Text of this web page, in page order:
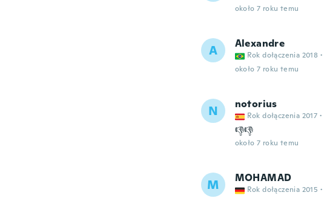
około 7 roku temu
A Alexandre
Rok dołączenia 2018 ·
około 7 roku temu
N notorius
Rok dołączenia 2017 ·
👎👎
około 7 roku temu
M MOHAMAD
Rok dołączenia 2015 ·